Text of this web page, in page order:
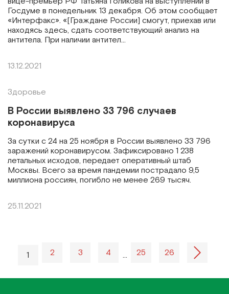
Госдуме в понедельник 13 декабря. Об этом сообщает
«Интерфакс». «[Граждане России] смогут, приехав или
находясь здесь, сдать соответствующий анализ на
антитела. При наличии антител…
13.12.2021
Здоровье
В России выявлено 33 796 случаев
коронавируса
За сутки с 24 на 25 ноября в России выявлено 33 796
заражений коронавирусом. Зафиксировано 1 238
летальных исходов, передает оперативный штаб
Москвы. Всего за время пандемии пострадало 9,5
миллиона россиян, погибло не менее 269 тысяч.
25.11.2021
1 2 3 4 … 25 26